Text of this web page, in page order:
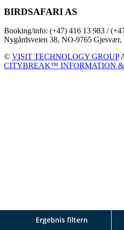
Ergebnis filtern
BIRDSAFARI AS
Booking/info: (+47) 416 13 983 /
Nygårdsveien 38, NO-9765 Gjesvær,
© VISIT TECHNOLOGY GROUP
CITYBREAK™ INFORMATION &